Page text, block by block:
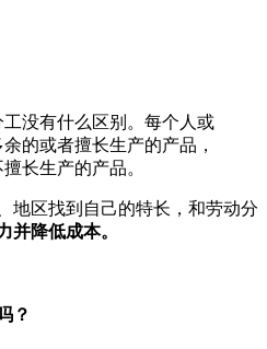
没有什么区别。每个人或
的或者擅长生产的产品，
长生产的产品。
地区找到自己的特长，和劳动分
并降低成本。
？